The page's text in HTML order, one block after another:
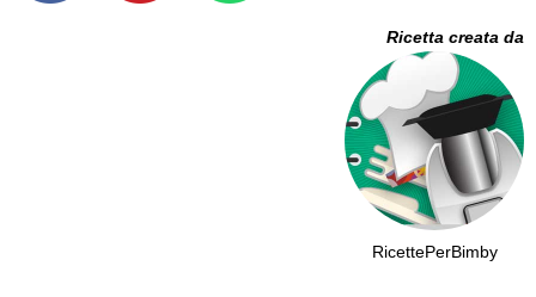
Ricetta creata da
RicettePerBimby